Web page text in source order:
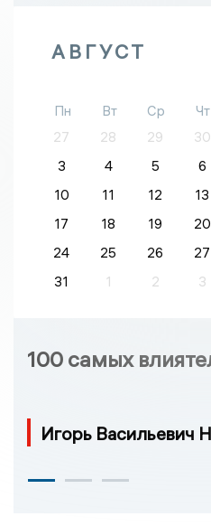
АВГУСТ
Пн Вт Ср Чт
27
28 29 30
3
4 5 6
10
11 12 13
17
18 19 20
24
25 26 27
31
1 2 3
100 самых
Игорь Васильевич